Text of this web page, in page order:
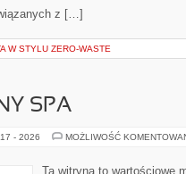
z […]
W STYLU ZERO-WASTE
SPA
- 2026 MOŻLIWOŚĆ
Ta witryna to wartościowe